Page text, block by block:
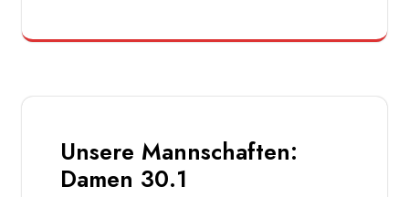
Unsere Mannschaften:
Damen 30.1